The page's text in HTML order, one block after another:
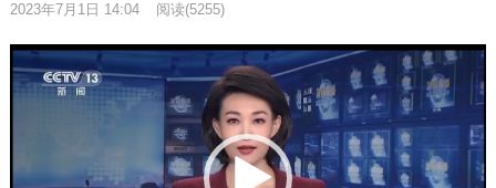
2023年7月1日 14:04 阅读(5255)
视
频
器